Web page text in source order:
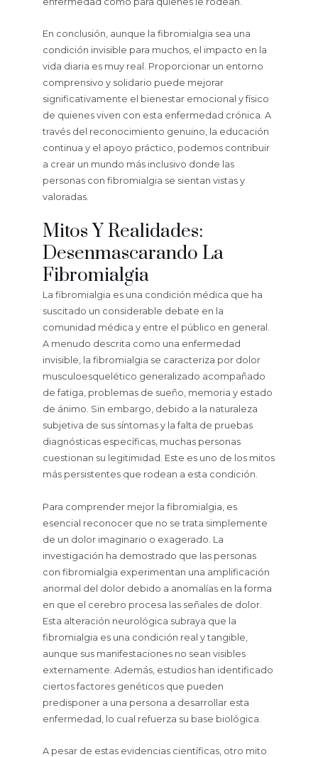
En conclusión, aunque la fibromialgia sea una
condición invisible para muchos, el impacto en la
vida diaria es muy real. Proporcionar un entorno
comprensivo y solidario puede mejorar
significativamente el bienestar emocional y físico
de quienes viven con esta enfermedad crónica. A
través del reconocimiento genuino, la educación
continua y el apoyo práctico, podemos contribuir
a crear un mundo más inclusivo donde las
personas con fibromialgia se sientan vistas y
valoradas.
Mitos Y Realidades:
Desenmascarando La
Fibromialgia
La fibromialgia es una condición médica que ha
suscitado un considerable debate en la
comunidad médica y entre el público en general.
A menudo descrita como una enfermedad
invisible, la fibromialgia se caracteriza por dolor
musculoesquelético generalizado acompañado
de fatiga, problemas de sueño, memoria y estado
de ánimo. Sin embargo, debido a la naturaleza
subjetiva de sus síntomas y la falta de pruebas
diagnósticas específicas, muchas personas
cuestionan su legitimidad. Este es uno de los mitos
más persistentes que rodean a esta condición.
Para comprender mejor la fibromialgia, es
esencial reconocer que no se trata simplemente
de un dolor imaginario o exagerado. La
investigación ha demostrado que las personas
con fibromialgia experimentan una amplificación
anormal del dolor debido a anomalías en la forma
en que el cerebro procesa las señales de dolor.
Esta alteración neurológica subraya que la
fibromialgia es una condición real y tangible,
aunque sus manifestaciones no sean visibles
externamente. Además, estudios han identificado
ciertos factores genéticos que pueden
predisponer a una persona a desarrollar esta
enfermedad, lo cual refuerza su base biológica.
A pesar de estas evidencias científicas, otro mito